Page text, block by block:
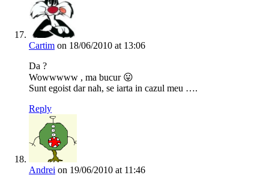
Cartim on 18/06/2010 at 13:06
Da ?
Wowwwww , ma bucur 😛
Sunt egoist dar nah, se iarta in cazul meu ….
Reply
Andrei on 19/06/2010 at 11:46